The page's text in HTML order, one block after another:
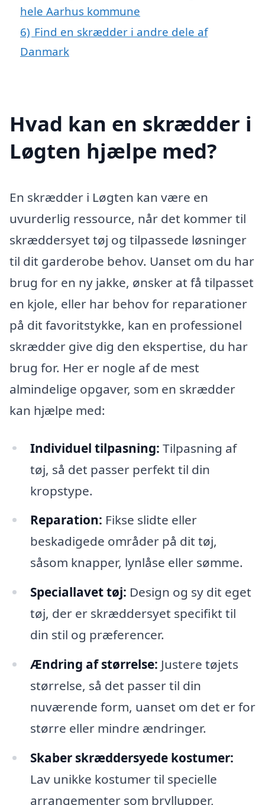
hele Aarhus kommune
6) Find en skrædder i andre dele af
Danmark
Hvad kan en skrædder i
Løgten hjælpe med?
En skrædder i Løgten kan være en
uvurderlig ressource, når det kommer til
skræddersyet tøj og tilpassede løsninger
til dit garderobe behov. Uanset om du har
brug for en ny jakke, ønsker at få tilpasset
en kjole, eller har behov for reparationer
på dit favoritstykke, kan en professionel
skrædder give dig den ekspertise, du har
brug for. Her er nogle af de mest
almindelige opgaver, som en skrædder
kan hjælpe med:
Individuel tilpasning: Tilpasning af
tøj, så det passer perfekt til din
kropstype.
Reparation: Fikse slidte eller
beskadigede områder på dit tøj,
såsom knapper, lynlåse eller sømme.
Speciallavet tøj: Design og sy dit eget
tøj, der er skræddersyet specifikt til
din stil og præferencer.
Ændring af størrelse: Justere tøjets
størrelse, så det passer til din
nuværende form, uanset om det er for
større eller mindre ændringer.
Skaber skræddersyede kostumer:
Lav unikke kostumer til specielle
arrangementer som bryllupper,